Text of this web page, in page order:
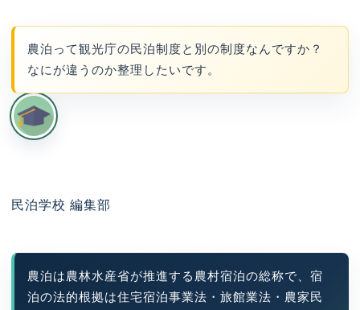
農泊って観光庁の民泊制度と別の制度なんですか？
なにが違うのか整理したいです。
民泊学校 編集部
農泊は農林水産省が推進する農村宿泊の総称で、宿
泊の法的根拠は住宅宿泊事業法・旅館業法・農家民